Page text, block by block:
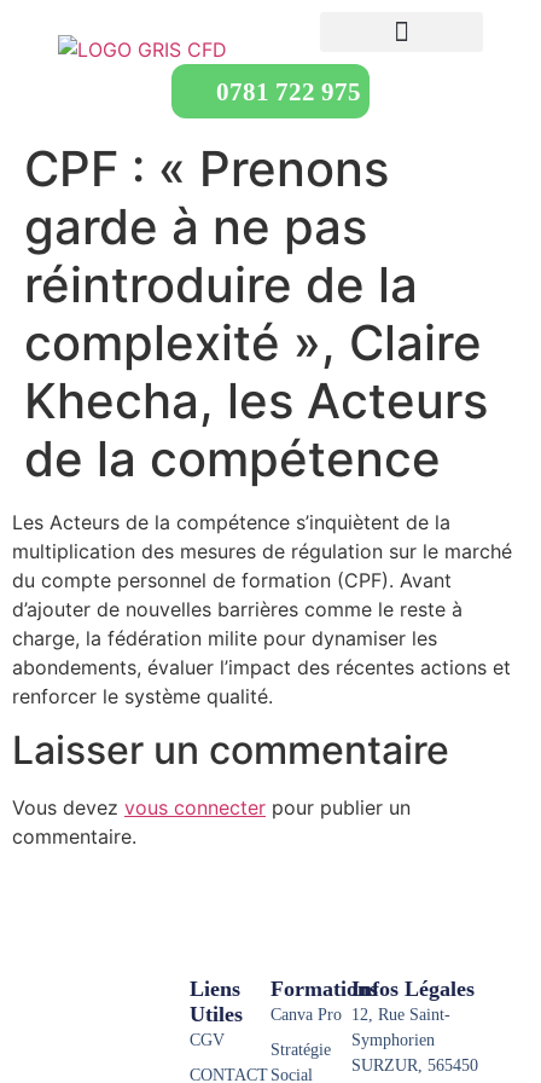
0781 722 975
CPF : « Prenons
garde à ne pas
réintroduire de la
complexité », Claire
Khecha, les Acteurs
de la compétence
Les Acteurs de la compétence s’inquiètent de la
multiplication des mesures de régulation sur le marché
du compte personnel de formation (CPF). Avant
d’ajouter de nouvelles barrières comme le reste à
charge, la fédération milite pour dynamiser les
abondements, évaluer l’impact des récentes actions et
renforcer le système qualité.
Laisser un commentaire
Vous devez vous connecter pour publier un
commentaire.
Formations
Canva Pro
Stratégie
Social
Liens
Utiles
CGV
CONTACT
Infos Légales
12, Rue Saint-
Symphorien
SURZUR, 565450